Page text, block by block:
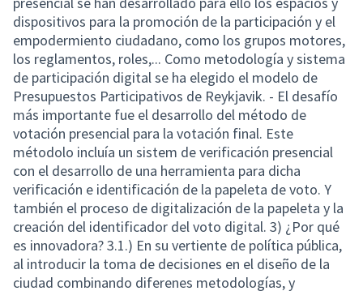
dispositivos para la promoción de la participación y el
empodermiento ciudadano, como los grupos motores,
los reglamentos, roles,... Como metodología y sistema
de participación digital se ha elegido el modelo de
Presupuestos Participativos de Reykjavik. - El desafío
más importante fue el desarrollo del método de
votación presencial para la votación final. Este
métodolo incluía un sistem de verificación presencial
con el desarrollo de una herramienta para dicha
verificación e identificación de la papeleta de voto. Y
también el proceso de digitalización de la papeleta y la
creación del identificador del voto digital. 3) ¿Por qué
es innovadora? 3.1.) En su vertiente de política pública,
al introducir la toma de decisiones en el diseño de la
ciudad combinando diferenes metodologías, y